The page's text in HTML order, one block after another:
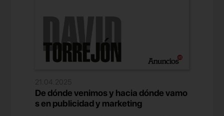
21.04.2025
De dónde venimos y hacia dónde vamo
s en publicidad y marketing